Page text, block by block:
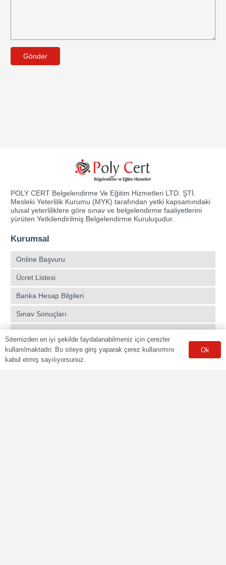
Gönder
POLY CERT Belgelendirme Ve Eğitim Hizmetleri LTD. ŞTİ.
Mesleki Yeterlilik Kurumu (MYK) tarafından yetki kapsamındaki
ulusal yeterliliklere göre sınav ve belgelendirme faaliyetlerini
yürüten Yetkilendirilmiş Belgelendirme Kuruluşudur.
Kurumsal
Online Başvuru
Ücret Listesi
Banka Hesap Bilgileri
Sınav Sonuçları
Aday Girişi
Sınav Merkezleri
Sitemizden en iyi şekilde faydalanabilmeniz için çerezler
kullanılmaktadır. Bu siteye giriş yaparak çerez kullanımını
kabul etmiş sayılıyorsunuz.
Ok